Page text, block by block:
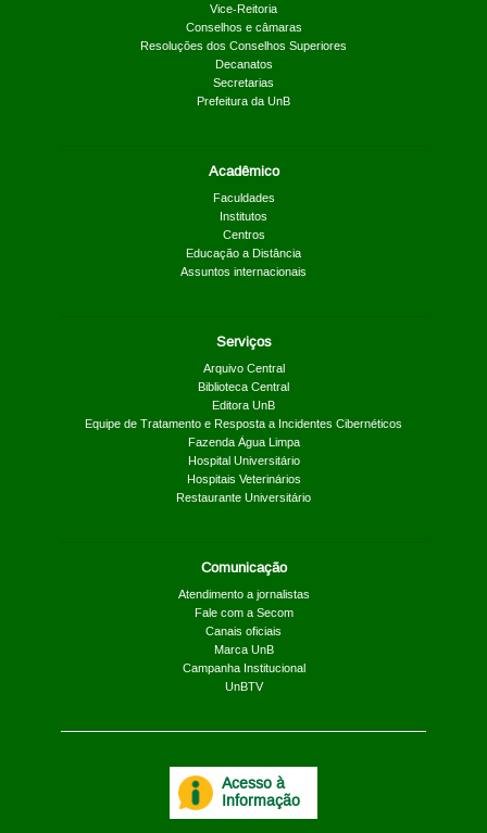
Vice-Reitoria
Conselhos e câmaras
Resoluções dos Conselhos Superiores
Decanatos
Secretarias
Prefeitura da UnB
Acadêmico
Faculdades
Institutos
Centros
Educação a Distância
Assuntos internacionais
Serviços
Arquivo Central
Biblioteca Central
Editora UnB
Equipe de Tratamento e Resposta a Incidentes Cibernéticos
Fazenda Água Limpa
Hospital Universitário
Hospitais Veterinários
Restaurante Universitário
Comunicação
Atendimento a jornalistas
Fale com a Secom
Canais oficiais
Marca UnB
Campanha Institucional
UnBTV
Acesso à
Informação